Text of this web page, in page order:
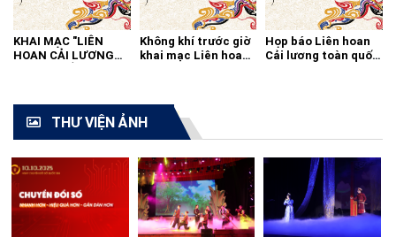
KHAI MẠC "LIÊN
HOAN CẢI LƯƠNG
Không khí trước giờ
khai mạc Liên hoan
Họp báo Liên hoan
Cải lương toàn quốc
THƯ VIỆN ẢNH